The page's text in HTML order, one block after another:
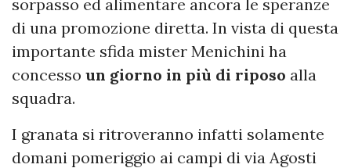
sorpasso ed alimentare ancora le speranze
di una promozione diretta. In vista di questa
importante sfida mister Menichini ha
concesso un giorno in più di riposo alla
squadra.
I granata si ritroveranno infatti solamente
domani pomeriggio ai campi di via Agosti